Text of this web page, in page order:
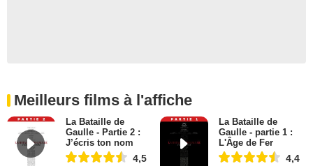
Meilleurs films à l'affiche
La Bataille de
Gaulle - Partie 2 :
J’écris ton nom
4,5
La Bataille de
Gaulle - partie 1 :
L'Âge de Fer
4,4